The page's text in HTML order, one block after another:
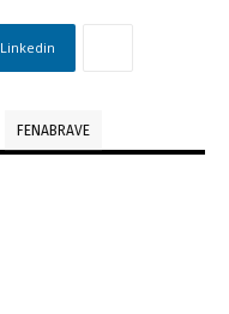
Linkedin
FENABRAVE